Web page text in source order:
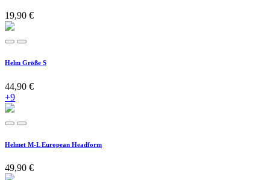
19,90 €
Helm Größe S
44,90 €
+9
Helmet M-L European Headform
49,90 €